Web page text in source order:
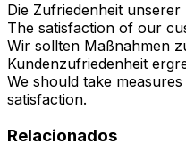
Die Zufriedenheit unserer
The satisfaction of our
Wir sollten Maßnahmen
Kundenzufriedenheit
We should take
satisfaction.
Relacionados